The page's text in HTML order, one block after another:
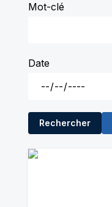
Mot-clé
Date
Rechercher